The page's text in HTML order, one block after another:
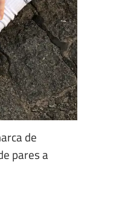
de
pares a